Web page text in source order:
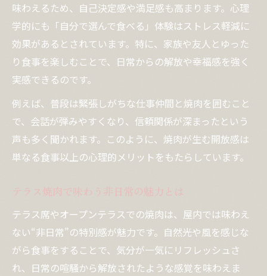
外で焼肉すると気分が上がる科学的根拠
焼肉でスタミナアップを感じる体験談
テラス焼肉がもたらす身体的なリフレッシ
ュ効果
ト
テラス席の焼肉が人気な背景とは
テラス席焼肉の魅力と利用シーン別メリッ
ト
焼肉とテラス席の組み合わせが人気な理由
オープンテラス焼肉で味わう特別な開放感
焼肉を楽しむならテラス席が選ばれるワケ
テラスで焼肉を囲む楽しさと会話の広がり
焼肉体験から得られる幸福感の正体
味わえるため、自己決定感や満足感も高まります。心理
学的にも「自分で選んで食べる」体験はストレス軽減に
効果があるとされています。特に、家族や友人とゆった
り食事を楽しむことで、日常からの解放や幸福感を強く
実感できるのです。
例えば、普段は緊張しがちな仕事仲間と焼肉を囲むこと
で、会話が弾みやすくなり、信頼関係が深まったという
声も多く聞かれます。このように、焼肉が生む開放感は
単なる食事以上の心理的メリットをもたらしています。
テラス焼肉で味わう非日常の魅力とは
テラス席やオープンテラスでの焼肉は、屋内では味わえ
ない“非日常”の特別感が魅力です。自然光や風を感じな
がら食事をすることで、気分が一気にリフレッシュさ
れ、日常の喧騒から解放されたような感覚を味わえま